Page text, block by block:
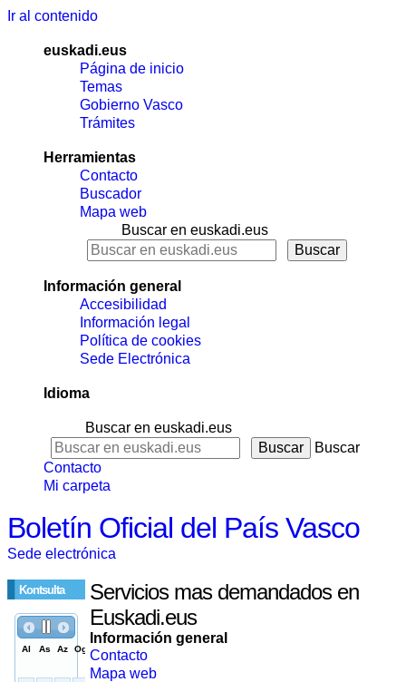
Ir al contenido
euskadi.eus
Página de inicio
Temas
Gobierno Vasco
Trámites
Herramientas
Contacto
Buscador
Mapa web
Buscar en euskadi.eus
Información general
Accesibilidad
Información legal
Política de cookies
Sede Electrónica
Idioma
Buscar en euskadi.eus
Buscar
Contacto
Mi carpeta
Boletín Oficial del País Vasco
Sede electrónica
Kontsulta
Servicios mas demandados en
Euskadi.eus
Información general
Contacto
Mapa web